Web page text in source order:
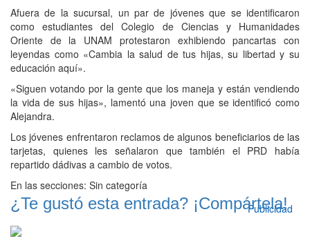
Afuera de la sucursal, un par de jóvenes que se identificaron
como estudiantes del Colegio de Ciencias y Humanidades
Oriente de la UNAM protestaron exhibiendo pancartas con
leyendas como «Cambia la salud de tus hijas, su libertad y su
educación aquí».
«Siguen votando por la gente que los maneja y están vendiendo
la vida de sus hijas», lamentó una joven que se identificó como
Alejandra.
Los jóvenes enfrentaron reclamos de algunos beneficiarios de las
tarjetas, quienes les señalaron que también el PRD había
repartido dádivas a cambio de votos.
En las secciones: Sin categoría
¿Te gustó esta entrada? ¡Compártela!
Publicidad